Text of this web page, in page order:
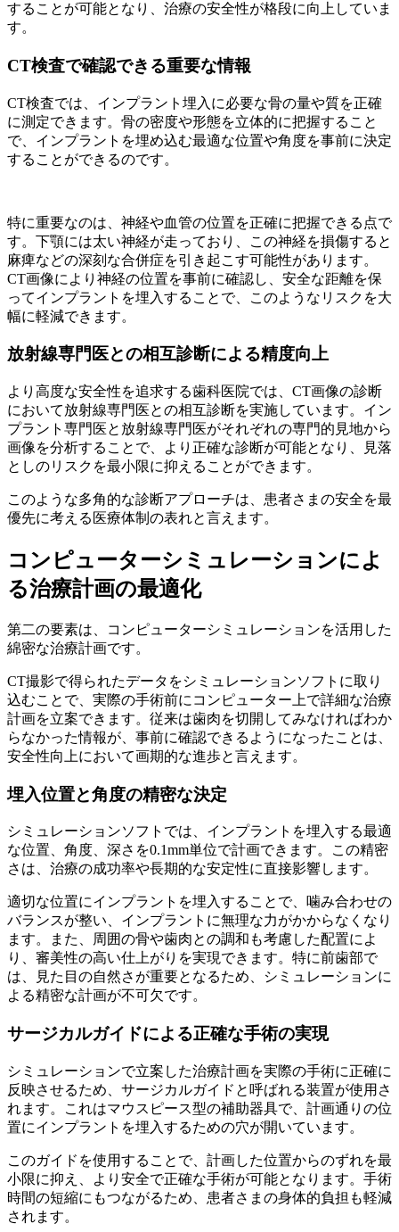
することが可能となり、治療の安全性が格段に向上していま
す。
CT検査で確認できる重要な情報
CT検査では、インプラント埋入に必要な骨の量や質を正確
に測定できます。骨の密度や形態を立体的に把握すること
で、インプラントを埋め込む最適な位置や角度を事前に決定
することができるのです。
特に重要なのは、神経や血管の位置を正確に把握できる点で
す。下顎には太い神経が走っており、この神経を損傷すると
麻痺などの深刻な合併症を引き起こす可能性があります。
CT画像により神経の位置を事前に確認し、安全な距離を保
ってインプラントを埋入することで、このようなリスクを大
幅に軽減できます。
放射線専門医との相互診断による精度向上
より高度な安全性を追求する歯科医院では、CT画像の診断
において放射線専門医との相互診断を実施しています。イン
プラント専門医と放射線専門医がそれぞれの専門的見地から
画像を分析することで、より正確な診断が可能となり、見落
としのリスクを最小限に抑えることができます。
このような多角的な診断アプローチは、患者さまの安全を最
優先に考える医療体制の表れと言えます。
コンピューターシミュレーションによ
る治療計画の最適化
第二の要素は、コンピューターシミュレーションを活用した
綿密な治療計画です。
CT撮影で得られたデータをシミュレーションソフトに取り
込むことで、実際の手術前にコンピューター上で詳細な治療
計画を立案できます。従来は歯肉を切開してみなければわか
らなかった情報が、事前に確認できるようになったことは、
安全性向上において画期的な進歩と言えます。
埋入位置と角度の精密な決定
シミュレーションソフトでは、インプラントを埋入する最適
な位置、角度、深さを0.1mm単位で計画できます。この精密
さは、治療の成功率や長期的な安定性に直接影響します。
適切な位置にインプラントを埋入することで、噛み合わせの
バランスが整い、インプラントに無理な力がかからなくなり
ます。また、周囲の骨や歯肉との調和も考慮した配置によ
り、審美性の高い仕上がりを実現できます。特に前歯部で
は、見た目の自然さが重要となるため、シミュレーションに
よる精密な計画が不可欠です。
サージカルガイドによる正確な手術の実現
シミュレーションで立案した治療計画を実際の手術に正確に
反映させるため、サージカルガイドと呼ばれる装置が使用さ
れます。これはマウスピース型の補助器具で、計画通りの位
置にインプラントを埋入するための穴が開いています。
このガイドを使用することで、計画した位置からのずれを最
小限に抑え、より安全で正確な手術が可能となります。手術
時間の短縮にもつながるため、患者さまの身体的負担も軽減
されます。